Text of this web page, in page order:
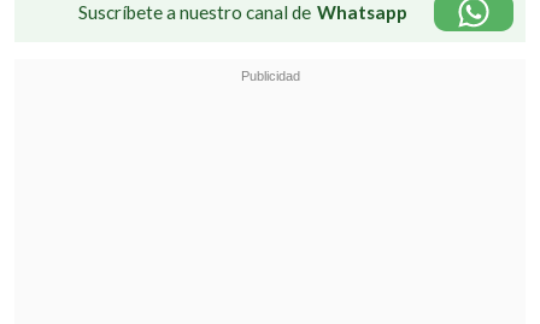
Suscríbete a nuestro canal de Whatsapp